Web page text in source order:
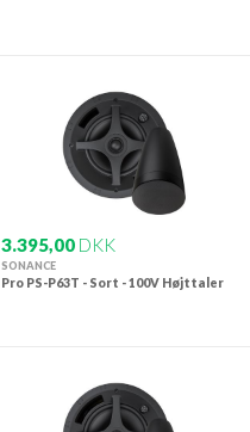
3.395,00 DKK
SONANCE
Pro PS-P63T - Sort - 100V Højttaler